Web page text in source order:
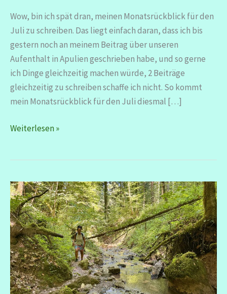
Wow, bin ich spät dran, meinen Monatsrückblick für den
Juli zu schreiben. Das liegt einfach daran, dass ich bis
gestern noch an meinem Beitrag über unseren
Aufenthalt in Apulien geschrieben habe, und so gerne
ich Dinge gleichzeitig machen würde, 2 Beiträge
gleichzeitig zu schreiben schaffe ich nicht. So kommt
mein Monatsrückblick für den Juli diesmal […]
Monatsrückblick
heiß,
gejuckt
und
lecker
war’s
Weiterlesen »